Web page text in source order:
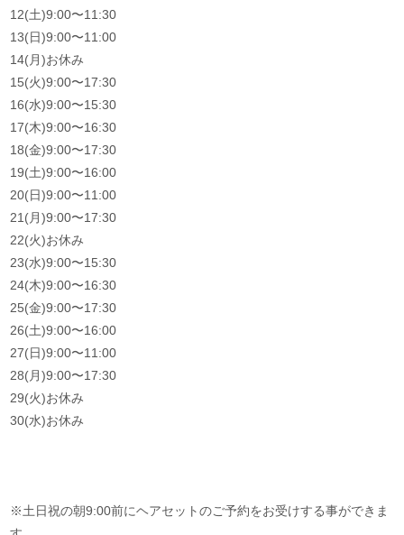
12(土)9:00〜11:30
13(日)9:00〜11:00
14(月)お休み
15(火)9:00〜17:30
16(水)9:00〜15:30
17(木)9:00〜16:30
18(金)9:00〜17:30
19(土)9:00〜16:00
20(日)9:00〜11:00
21(月)9:00〜17:30
22(火)お休み
23(水)9:00〜15:30
24(木)9:00〜16:30
25(金)9:00〜17:30
26(土)9:00〜16:00
27(日)9:00〜11:00
28(月)9:00〜17:30
29(火)お休み
30(水)お休み
※土日祝の朝9:00前にヘアセットのご予約をお受けする事ができま